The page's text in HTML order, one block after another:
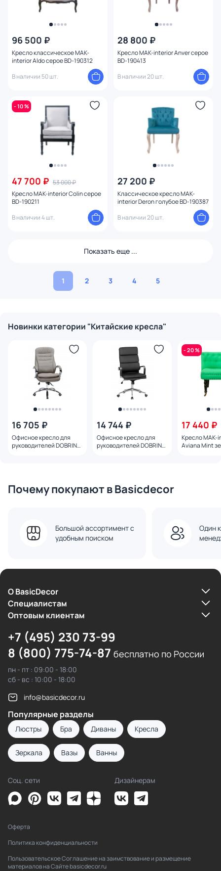
96 500 ₽
Кресло классическое MAK-
interior Aldo серое BD-190312
В наличии 50 шт.
28 800 ₽
Кресло MAK-interior Anver серое
BD-190413
В наличии 20 шт.
- 10 %
47 700 ₽ 53 000 ₽
Кресло MAK-interior Colin серое
BD-190211
В наличии 4 шт.
27 200 ₽
Классическое кресло MAK-
interior Deron голубое BD-190387
В наличии 20 шт.
Показать еще ...
1 2 3 4 5
Новинки категории "Китайские кресла"
16 705 ₽
Офисное кресло для
руководителей DOBRIN
14 744 ₽
Офисное кресло для
руководителей DOBRIN
- 20 %
17 440 ₽
Кресло MAK-
Aviana Mint
Почему покупают в Basicdecor
Большой ассортимент с
удобным поиском
Один
О BasicDecor
Cпециалистам
Оптовым клиентам
+7 (495) 230 73-99
8 (800) 775-74-87 бесплатно по России
пн - пт : 09:00 - 18:00
сб - вс : 10:00 - 18:00
info@basicdecor.ru
Популярные разделы
Люстры Бра Диваны Кресла
Зеркала Вазы Ванны
Соц. сети Дизайнерам
Оферта
Политика конфиденциальности
Пользовательское Соглашение на заимствование и размещение
материалов на Сайте basicdecor.ru